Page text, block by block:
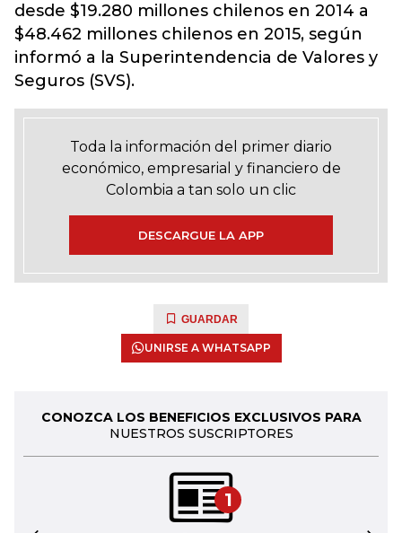
desde $19.280 millones chilenos en 2014 a
$48.462 millones chilenos en 2015, según
informó a la Superintendencia de Valores y
Seguros (SVS).
Toda la información del primer diario
económico, empresarial y financiero de
Colombia a tan solo un clic
DESCARGUE LA APP
GUARDAR
UNIRSE A WHATSAPP
CONOZCA LOS BENEFICIOS EXCLUSIVOS PARA
NUESTROS SUSCRIPTORES
1